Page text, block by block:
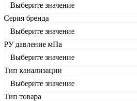
Выберите значение
Серия бренда
Выберите значение
РУ давление мПа
Выберите значение
Тип канализации
Выберите значение
Тип товара